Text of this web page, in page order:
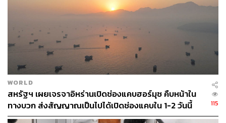
ของซาอุดีอาระเบีย สหรัฐอาหรับเอมิเรตส์ อียิปต์ และบาห์เรน
รวมถึงการแลกเปลี่ยนข้อมูลที่เป็นการสนับสนุนชาติเหล่านั้น
ด้วย
11. เรียกร้องให้กาตาร์ต้องปิดช่องทางสื่อที่สนับสนุนทั้ง
ทางตรงและทางอ้อมกับสื่อดังต่อไปนี้Arabi21, Rassd, Al-
Araby Al-Jadeed, Mekameleen and Middle East Eye
เป็นต้น
12. เรียกร้องให้กาตาร์พิจารณาและยอมปฏิบัติตามข้อ
เรียกร้องทั้งหมดภายใน 10 วัน มิฉะนั้นจะถือว่าข้อเรียกร้องนี้
เป็นโมฆะ และกาตาร์จะถูกตัดความสัมพันธ์รุนแรงต่อไป
WORLD
สหรัฐฯ เผยเจรจาอิหร่านเปิดช่องแคบฮอร์มุซ คืบหน้าใน
ทางบวก ส่งสัญญาณเป็นไปได้เปิดช่องแคบใน 1-2 วันนี้
115